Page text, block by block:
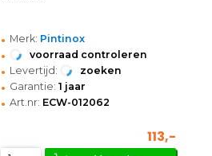
• Merk: Pintinox
• voorraad controleren
• Levertijd: zoeken
• Garantie: 1 jaar
• Art.nr: ECW-012062
113,-